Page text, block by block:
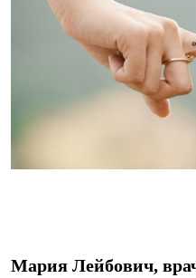
Мария Лейбович,